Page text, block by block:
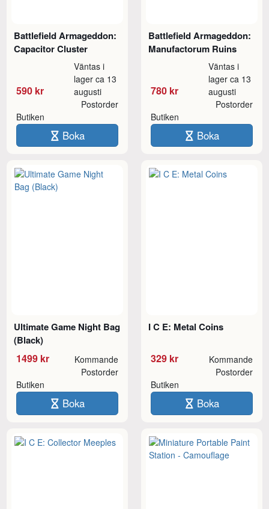
Battlefield Armageddon:
Capacitor Cluster
590 kr
Väntas i
lager ca 13
augusti
Butiken
Postorder
Boka
Battlefield Armageddon:
Manufactorum Ruins
780 kr
Väntas i
lager ca 13
augusti
Butiken
Postorder
Boka
Ultimate Game Night Bag
(Black)
1499 kr Kommande
Butiken
Postorder
Boka
I C E: Metal Coins
329 kr Kommande
Butiken
Postorder
Boka